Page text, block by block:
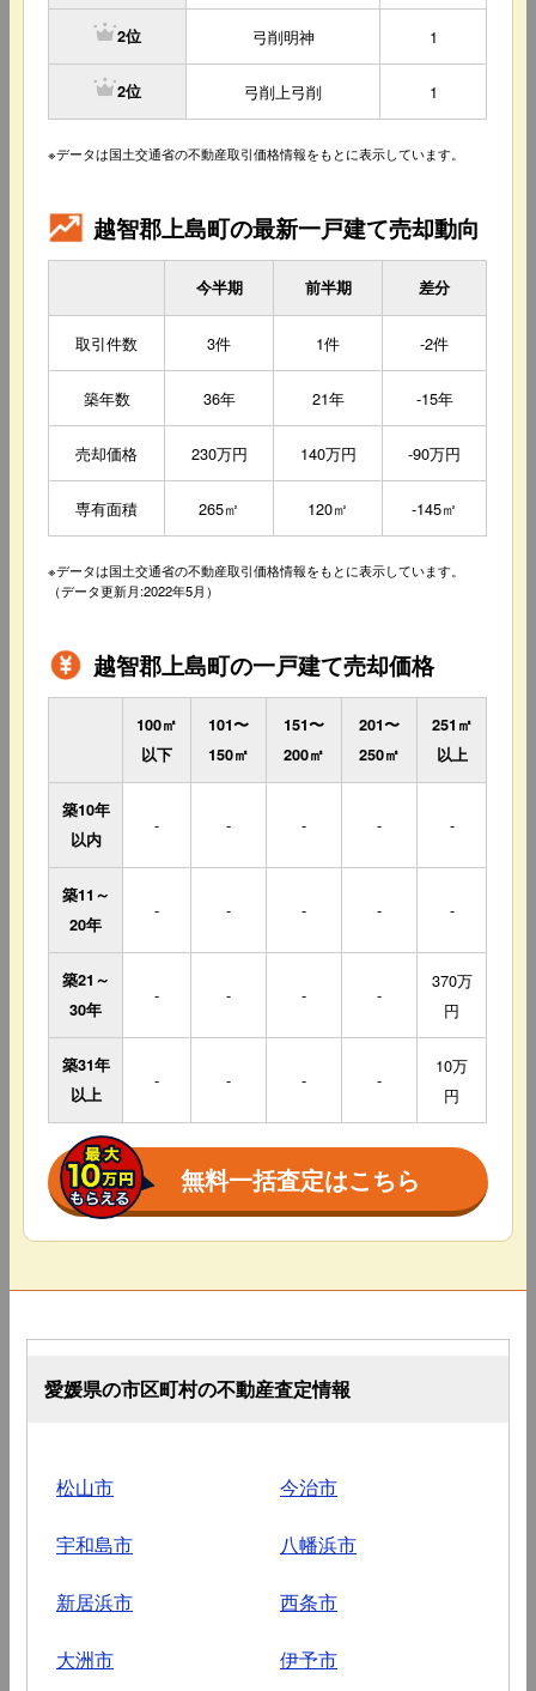
2位 弓削明神 1
2位 弓削上弓削 1
※データは国土交通省の不動産取引価格情報をもとに表示しています。
越智郡上島町の最新一戸建て売却動向
今半期 前半期 差分
取引件数 3件 1件 -2件
築年数 36年 21年 -15年
売却価格 230万円 140万円 -90万円
専有面積 265㎡ 120㎡ -145㎡
※データは国土交通省の不動産取引価格情報をもとに表示しています。
（データ更新月:2022年5月）
越智郡上島町の一戸建て売却価格
100㎡
以下
101〜
150㎡
151〜
200㎡
201〜
250㎡
251㎡
以上
築10年
以内
- - - - -
築11～
20年
- - - - -
築21～
30年
- - - -
370万
円
築31年
以上
- - - -
10万
円
無料一括査定はこちら
愛媛県の市区町村の不動産査定情報
松山市 今治市
宇和島市 八幡浜市
新居浜市 西条市
大洲市 伊予市